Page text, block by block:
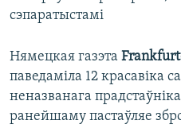
сэпаратыстамі
Нямецкая газэта
паведаміла 12 красавіка
неназванага
ранейшаму пастаўляе